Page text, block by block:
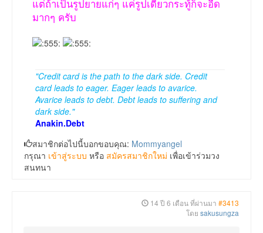
แต่ถ้าเป็นรูปยายแก่ๆ แค่รูปเดียวกระทู้ก็จะอืด
มากๆ ครับ
"Credit card is the path to the dark side. Credit
card leads to eager. Eager leads to avarice.
Avarice leads to debt. Debt leads to suffering and
dark side."
Anakin.Debt
สมาชิกต่อไปนี้บอกขอบคุณ: Mommyangel
กรุณา เข้าสู่ระบบ หรือ สมัครสมาชิกใหม่ เพื่อเข้าร่วมวง
สนทนา
14 ปี 6 เดือน ที่ผ่านมา #3413
โดย sakusungza